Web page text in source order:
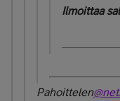
Ilmoittaa
Pahoittelen